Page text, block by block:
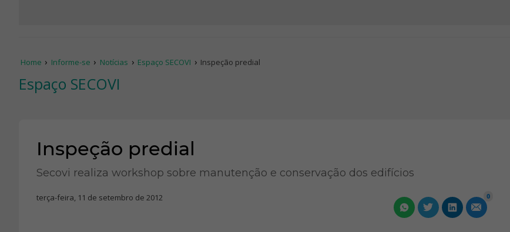
Home Informe-se Notícias Espaço SECOVI Inspeção predial
Espaço SECOVI
Inspeção predial
Secovi realiza workshop sobre manutenção e conservação dos edifícios
terça-feira, 11 de setembro de 2012 0